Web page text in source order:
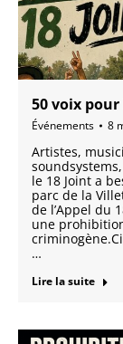
50 voix pour
Événements 8
Artistes,
le 18 Joint a
parc de la
de l’Appel du
une
…
Lire la suite